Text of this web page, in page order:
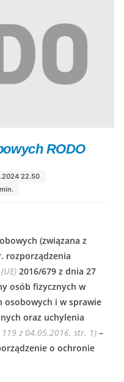
RODO
22.50
(związana z
rozporządzenia
(UE) 2016/679 z dnia 27
osób fizycznych w
osobowych i w sprawie
oraz uchylenia
119 z 04.05.2016, str. 1) –
o ochronie